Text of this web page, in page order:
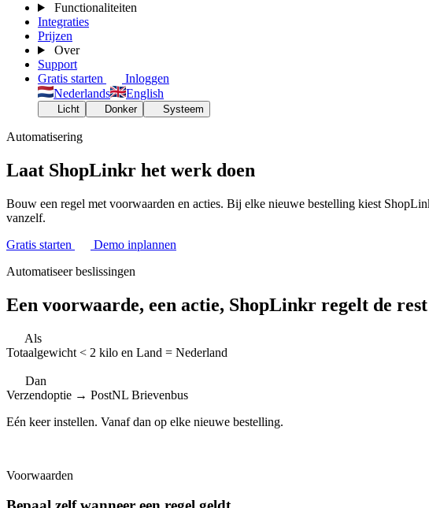
Functionaliteiten
Integraties
Prijzen
Over
Support
Gratis starten
Inloggen
Nederlands
English
Licht Donker Systeem
Automatisering
Laat ShopLinkr het werk doen
Bouw een regel met voorwaarden en acties. Bij elke nieuwe bestelling kiest
vanzelf.
Gratis starten
Demo inplannen
Automatiseer beslissingen
Een voorwaarde, een actie, ShopLinkr regelt de rest
Als
Totaalgewicht < 2 kilo en Land = Nederland
Dan
Verzendoptie → PostNL Brievenbus
Eén keer instellen. Vanaf dan op elke nieuwe bestelling.
Voorwaarden